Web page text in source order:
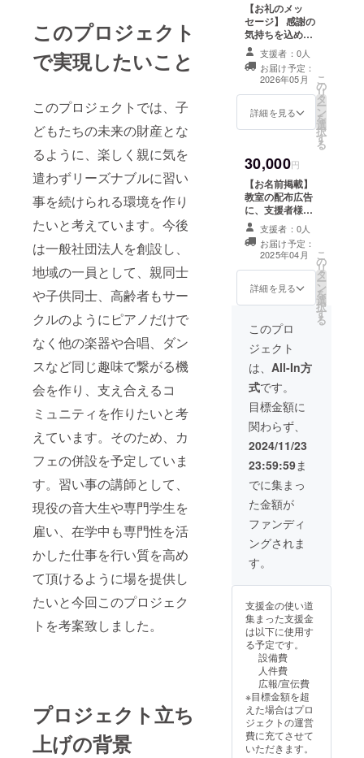
このプロジェクト
で実現したいこと
このプロジェクトでは、子
どもたちの未来の財産とな
るように、楽しく親に気を
遣わずリーズナブルに習い
事を続けられる環境を作り
たいと考えています。今後
は一般社団法人を創設し、
地域の一員として、親同士
や子供同士、高齢者もサー
クルのようにピアノだけで
なく他の楽器や合唱、ダン
スなど同じ趣味で繋がる機
会を作り、支え合えるコ
ミュニティを作りたいと考
えています。そのため、カ
フェの併設を予定していま
す。習い事の講師として、
現役の音大生や専門学生を
雇い、在学中も専門性を活
かした仕事を行い質を高め
て頂けるように場を提供し
たいと今回このプロジェク
トを考案致しました。
プロジェクト立ち
上げの背景
【お礼のメッ
セージ】 感謝の
気持ちを込め
て、代表と子供
たち、保護者様
からのお礼の
メッセージ、5分
間の動画をメー
ルにてお送りし
ます。 また、今
10分の動画でお
送りいたしま
す。
支援者：0人
お届け予定：
2026年05月
詳細を見る
こ
の
リ
タ
ー
ン
を
選
択
す
る
30,000円
【お名前掲載】
教室の配布広告
に、支援者様の
お名前（ニック
ネーム）を掲載
します。 ・掲載
期間：2025年4
月1日〜2026年3
月31日まで ・掲
ナーの掲載は不
可 ・掲載サイ
ズ：小 ・支援
時、必ず備考欄
に希望されるお
名前をご記入く
ださい。
支援者：0人
お届け予定：
2025年04月
詳細を見る
こ
の
リ
タ
ー
ン
を
選
択
す
る
このプロ
ジェクト
は、 All-In方
式です。
目標金額に
関わらず、
2024/11/23
23:59:59ま
でに集まっ
た金額が
ファンディ
ングされま
す。
支援金の使い道
集まった支援金
は以下に使用す
る予定です。
設備費
人件費
広報/宣伝費
※目標金額を超
えた場合はプロ
ジェクトの運営
費に充てさせて
いただきます。